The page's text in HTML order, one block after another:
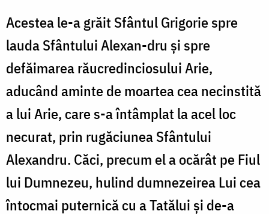
Acestea le-a grăit Sfântul Grigorie spre
lauda Sfântului Alexan-dru și spre
defăimarea răucredinciosului Arie,
aducând aminte de moartea cea necinstită
a lui Arie, care s-a întâmplat la acel loc
necurat, prin rugăciunea Sfântului
Alexandru. Căci, precum el a ocărât pe Fiul
lui Dumnezeu, hulind dumnezeirea Lui cea
întocmai puternică cu a Tatălui și de-a